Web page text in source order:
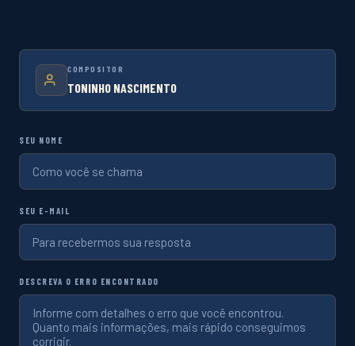
COMPOSITOR
TONINHO NASCIMENTO
SEU NOME
SEU E-MAIL
DESCREVA O ERRO ENCONTRADO